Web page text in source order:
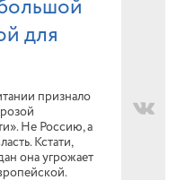
для
признало
Не Россию, а
Кстати,
она угрожает